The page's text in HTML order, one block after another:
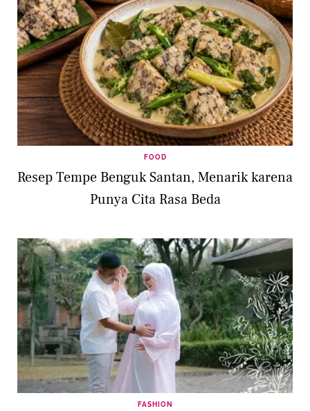
FOOD
Resep Tempe Benguk Santan, Menarik karena
Punya Cita Rasa Beda
FASHION